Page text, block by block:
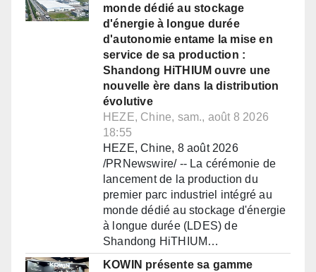
monde dédié au stockage
d'énergie à longue durée
d'autonomie entame la mise en
service de sa production :
Shandong HiTHIUM ouvre une
nouvelle ère dans la distribution
évolutive
HEZE, Chine, sam., août 8 2026
18:55
HEZE, Chine, 8 août 2026
/PRNewswire/ -- La cérémonie de
lancement de la production du
premier parc industriel intégré au
monde dédié au stockage d'énergie
à longue durée (LDES) de
Shandong HiTHIUM…
KOWIN présente sa gamme